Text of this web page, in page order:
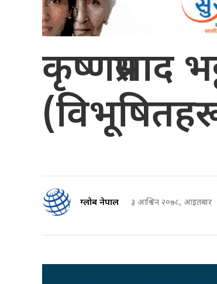
कृष्णप्रसाद
ग्लोब नेपाल ३ आश्विन २०७८, आइतबार